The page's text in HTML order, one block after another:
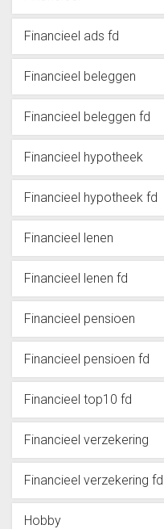
Financieel ads fd
Financieel beleggen
Financieel beleggen fd
Financieel hypotheek
Financieel hypotheek fd
Financieel lenen
Financieel lenen fd
Financieel pensioen
Financieel pensioen fd
Financieel top10 fd
Financieel verzekering
Financieel verzekering fd
Hobby